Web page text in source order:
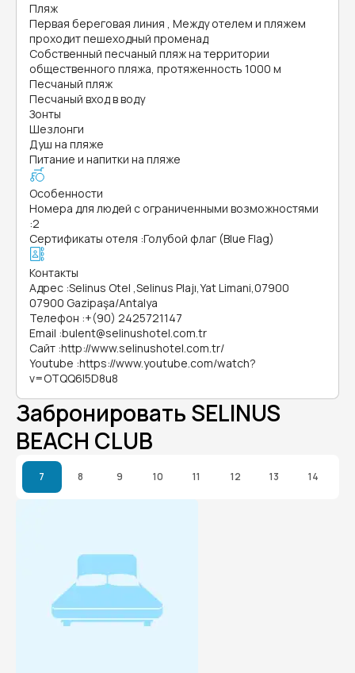
Пляж
Первая береговая линия , Между отелем и пляжем
проходит пешеходный променад
Собственный песчаный пляж на территории
общественного пляжа, протяженность 1000 м
Песчаный пляж
Песчаный вход в воду
Зонты
Шезлонги
Душ на пляже
Питание и напитки на пляже
Особенности
Номера для людей с ограниченными возможностями
:2
Сертификаты отеля :Голубой флаг (Blue Flag)
Контакты
Адрес :Selinus Otel ,Selinus Plajı,Yat Limani,07900
07900 Gazipaşa/Antalya
Телефон :+(90) 2425721147
Email :bulent@selinushotel.com.tr
Сайт :http://www.selinushotel.com.tr/
Youtube :https://www.youtube.com/watch?
v=OTQQ6I5D8u8
Забронировать SELINUS
BEACH CLUB
7 8 9 10 11 12 13 14